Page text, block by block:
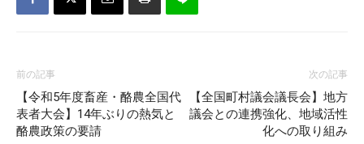
前の記事
【令和5年度畜産・酪農全国代
表者大会】14年ぶりの熱気と
酪農政策の要請
次の記事
【全国町村議会議長会】地方
議会との連携強化、地域活性
化への取り組み